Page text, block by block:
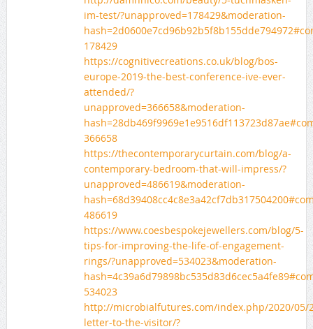
im-test/?unapproved=178429&moderation-
178429
https://cognitivecreations.co.uk/blog/bos-
europe-2019-the-best-conference-ive-ever-
attended/?
unapproved=366658&moderation-
366658
https://thecontemporarycurtain.com/blog/a-
contemporary-bedroom-that-will-impress/?
unapproved=486619&moderation-
486619
https://www.coesbespokejewellers.com/blog/5-
tips-for-improving-the-life-of-engagement-
rings/?unapproved=534023&moderation-
534023
http://microbialfutures.com/index.php/2020/05/
letter-to-the-visitor/?